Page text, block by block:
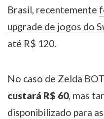
Brasil, recentemente
upgrade de jogos do
até R$ 120.
No caso de Zelda
custará R$ 60, mas
disponibilizado para